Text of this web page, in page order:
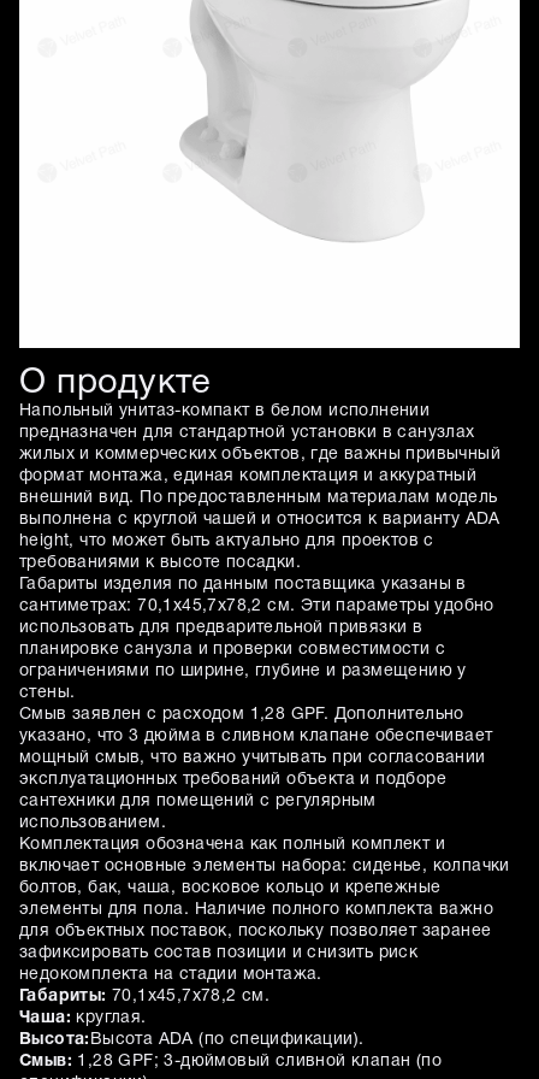
О продукте
Напольный унитаз-компакт в белом исполнении
предназначен для стандартной установки в санузлах
жилых и коммерческих объектов, где важны привычный
формат монтажа, единая комплектация и аккуратный
внешний вид. По предоставленным материалам модель
выполнена с круглой чашей и относится к варианту ADA
height, что может быть актуально для проектов с
требованиями к высоте посадки.
Габариты изделия по данным поставщика указаны в
сантиметрах: 70,1х45,7х78,2 см. Эти параметры удобно
использовать для предварительной привязки в
планировке санузла и проверки совместимости с
ограничениями по ширине, глубине и размещению у
стены.
Смыв заявлен с расходом 1,28 GPF. Дополнительно
указано, что 3 дюйма в сливном клапане обеспечивает
мощный смыв, что важно учитывать при согласовании
эксплуатационных требований объекта и подборе
сантехники для помещений с регулярным
использованием.
Комплектация обозначена как полный комплект и
включает основные элементы набора: сиденье, колпачки
болтов, бак, чаша, восковое кольцо и крепежные
элементы для пола. Наличие полного комплекта важно
для объектных поставок, поскольку позволяет заранее
зафиксировать состав позиции и снизить риск
недокомплекта на стадии монтажа.
Габариты: 70,1х45,7х78,2 см.
Чаша: круглая.
Высота: Высота ADA (по спецификации).
Смыв: 1,28 GPF; 3-дюймовый сливной клапан (по